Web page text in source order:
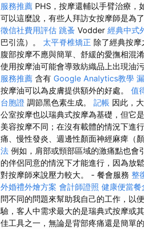
服務推薦 PHS，按摩還輔以手臂治療，
可以這麼說，有些人拜訪女按摩師是為
徵信社費用評估 跳蚤 Vodder 經典中式
巴引流）。 太平脊椎矯正 除了經典按摩
腹部按摩不應與簡單、舒緩的愛撫相混
使用按摩油可能會導致紡織品上出現油
服務推薦 含有 Google Analytics教學
按摩油可以為皮膚提供額外的好處。 值
台胞證 調節黑色素生成。 記帳 因此，
公室按摩也以瑞典式按摩為基礎，但它
美容按摩不同；在沒有載體的情況下進行
痛、慢性發炎、週邊性顏面神經麻痺（
法 例如，肩部或頸部區域的激痛點也會
的伴侶同意的情況下才能進行，因為放
對按摩師來說壓力較大。 - 餐會服務 整
外婚禮外燴方案 會計師證照 健康便當餐
問不同的問題來幫助我自己的工作，以
驗，客人中需求最大的是瑞典式按摩或
佳工具之一，無論是背部疼痛還是簡單